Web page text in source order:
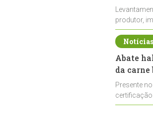
produtor,
de leite cru
Abate
da
Presente